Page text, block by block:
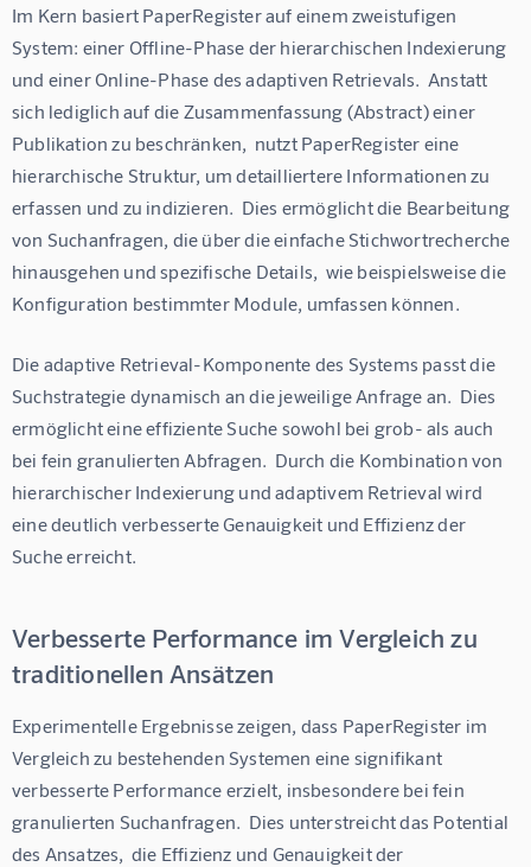
Im Kern basiert PaperRegister auf einem zweistufigen
System: einer Offline-Phase der hierarchischen Indexierung
und einer Online-Phase des adaptiven Retrievals.  Anstatt
sich lediglich auf die Zusammenfassung (Abstract) einer
Publikation zu beschränken,  nutzt PaperRegister eine
hierarchische Struktur, um detailliertere Informationen zu
erfassen und zu indizieren.  Dies ermöglicht die Bearbeitung
von Suchanfragen, die über die einfache Stichwortrecherche
hinausgehen und spezifische Details,  wie beispielsweise die
Konfiguration bestimmter Module, umfassen können.
Die adaptive Retrieval-Komponente des Systems passt die
Suchstrategie dynamisch an die jeweilige Anfrage an.  Dies
ermöglicht eine effiziente Suche sowohl bei grob- als auch
bei fein granulierten Abfragen.  Durch die Kombination von
hierarchischer Indexierung und adaptivem Retrieval wird
eine deutlich verbesserte Genauigkeit und Effizienz der
Suche erreicht.
Verbesserte Performance im Vergleich zu
traditionellen Ansätzen
Experimentelle Ergebnisse zeigen, dass PaperRegister im
Vergleich zu bestehenden Systemen eine signifikant
verbesserte Performance erzielt, insbesondere bei fein
granulierten Suchanfragen.  Dies unterstreicht das Potential
des Ansatzes,  die Effizienz und Genauigkeit der